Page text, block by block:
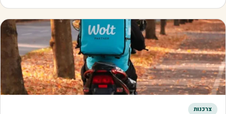
צרכנות